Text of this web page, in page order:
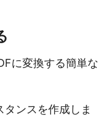
に変換する簡単な
タンスを作成しま